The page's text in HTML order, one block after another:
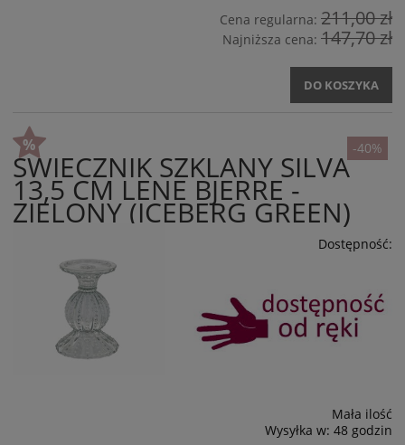
Cena regularna: 211,00 zł
Najniższa cena: 147,70 zł
DO KOSZYKA
ŚWIECZNIK SZKLANY SILVA
13,5 CM LENE BJERRE -
ZIELONY (ICEBERG GREEN)
Dostępność:
Mała ilość
Wysyłka w: 48 godzin
-40%